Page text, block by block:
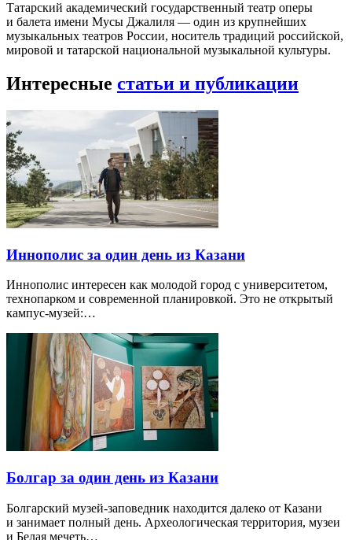
Татарский академический государственный театр оперы
и балета имени Мусы Джалиля — один из крупнейших
музыкальных театров России, носитель традиций российской,
мировой и татарской национальной музыкальной культуры.
Интересные статьи и публикации
Иннополис за один день из Казани
Иннополис интересен как молодой город с университетом,
технопарком и современной планировкой. Это не открытый
кампус-музей:…
Болгар за один день из Казани
Болгарский музей-заповедник находится далеко от Казани
и занимает полный день. Археологическая территория, музеи
и Белая мечеть…